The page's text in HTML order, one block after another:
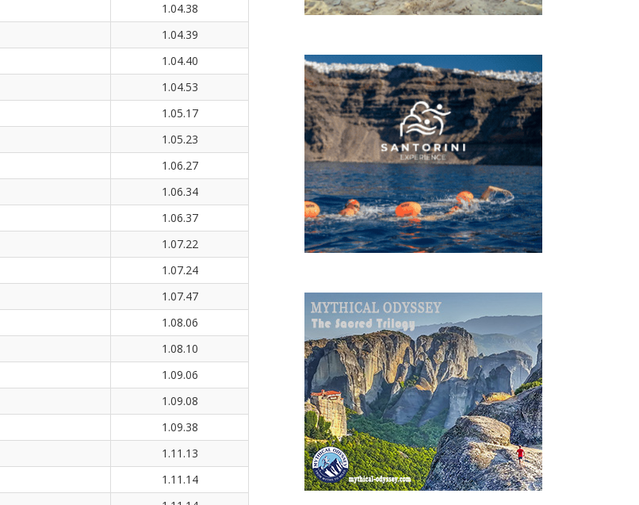
1.04.38
1.04.39
1.04.40
1.04.53
1.05.17
1.05.23
1.06.27
1.06.34
1.06.37
1.07.22
1.07.24
1.07.47
1.08.06
1.08.10
1.09.06
1.09.08
1.09.38
1.11.13
1.11.14